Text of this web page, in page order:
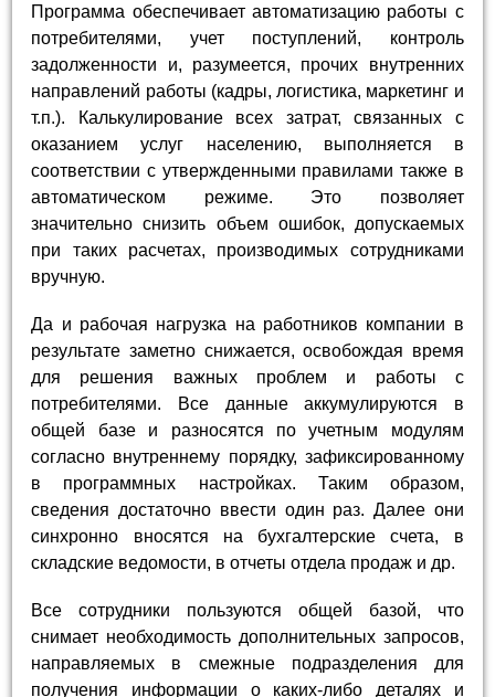
Программа обеспечивает автоматизацию работы с
потребителями, учет поступлений, контроль
задолженности и, разумеется, прочих внутренних
направлений работы (кадры, логистика, маркетинг и
т.п.). Калькулирование всех затрат, связанных с
оказанием услуг населению, выполняется в
соответствии с утвержденными правилами также в
автоматическом режиме. Это позволяет
значительно снизить объем ошибок, допускаемых
при таких расчетах, производимых сотрудниками
вручную.
Да и рабочая нагрузка на работников компании в
результате заметно снижается, освобождая время
для решения важных проблем и работы с
потребителями. Все данные аккумулируются в
общей базе и разносятся по учетным модулям
согласно внутреннему порядку, зафиксированному
в программных настройках. Таким образом,
сведения достаточно ввести один раз. Далее они
синхронно вносятся на бухгалтерские счета, в
складские ведомости, в отчеты отдела продаж и др.
Все сотрудники пользуются общей базой, что
снимает необходимость дополнительных запросов,
направляемых в смежные подразделения для
получения информации о каких-либо деталях и